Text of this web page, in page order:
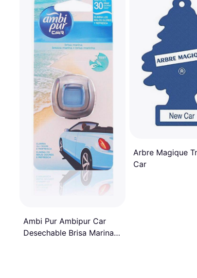
Ambi Pur Ambipur Car
Desechable Brisa Marina
Arbre Magique
Car